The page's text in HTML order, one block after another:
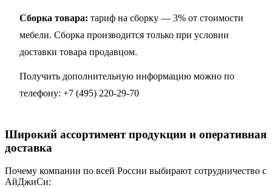
Сборка товара: тариф на сборку — 3% от стоимости
мебели. Сборка производится только при условии
доставки товара продавцом.
Получить дополнительную информацию можно по
телефону: +7 (495) 220-29-70
Широкий ассортимент продукции и оперативная
доставка
Почему компании по всей России выбирают сотрудничество с
АйДжиСи: